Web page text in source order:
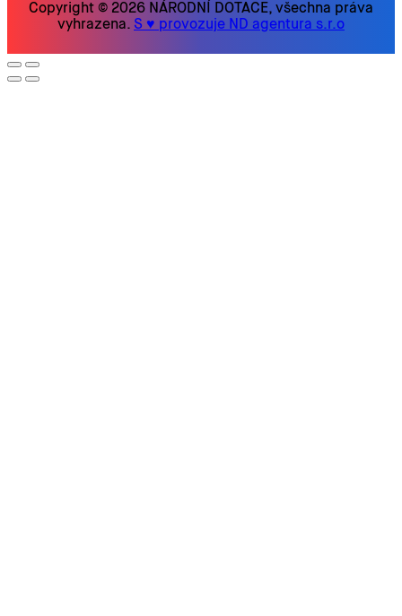
Copyright © 2026 NÁRODNÍ DOTACE, všechna práva
vyhrazena. S ♥ provozuje ND agentura s.r.o